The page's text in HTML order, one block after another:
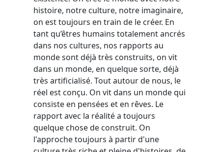
histoire, notre culture, notre imaginaire,
on est toujours en train de le créer. En
tant qu’êtres humains totalement ancrés
dans nos cultures, nos rapports au
monde sont déjà très construits, on vit
dans un monde, en quelque sorte, déjà
très artificialisé. Tout autour de nous, le
réel est conçu. On vit dans un monde qui
consiste en pensées et en rêves. Le
rapport avec la réalité a toujours
quelque chose de construit. On
l'approche toujours à partir d'une